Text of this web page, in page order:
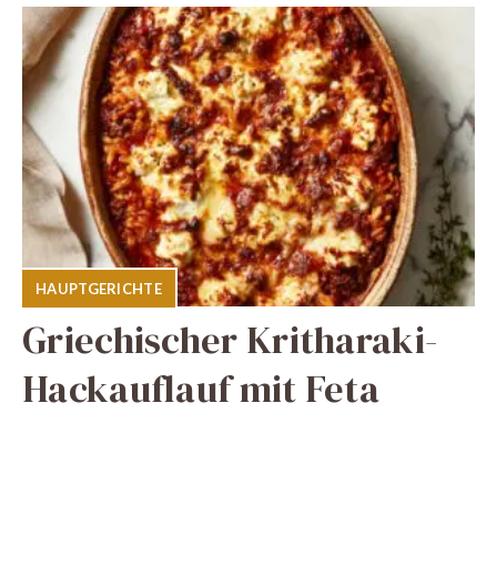
HAUPTGERICHTE
Griechischer Kritharaki-
Hackauflauf mit Feta